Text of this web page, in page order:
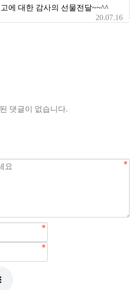
에 대한 감사의 선물전달~~^^
20.07.16
댓글이 없습니다.